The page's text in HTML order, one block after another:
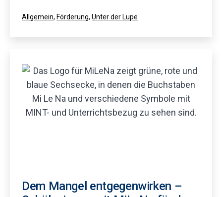
Kategorisiert
Allgemein, Förderung, Unter der Lupe
Dem Mangel entgegenwirken –